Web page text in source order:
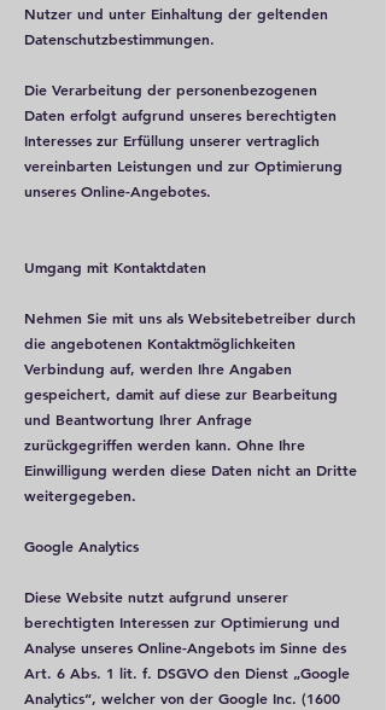
Nutzer und unter Einhaltung der geltenden
Datenschutzbestimmungen.
Die Verarbeitung der personenbezogenen
Daten erfolgt aufgrund unseres berechtigten
Interesses zur Erfüllung unserer vertraglich
vereinbarten Leistungen und zur Optimierung
unseres Online-Angebotes.
Umgang mit Kontaktdaten
Nehmen Sie mit uns als Websitebetreiber durch
die angebotenen Kontaktmöglichkeiten
Verbindung auf, werden Ihre Angaben
gespeichert, damit auf diese zur Bearbeitung
und Beantwortung Ihrer Anfrage
zurückgegriffen werden kann. Ohne Ihre
Einwilligung werden diese Daten nicht an Dritte
weitergegeben.
Google Analytics
Diese Website nutzt aufgrund unserer
berechtigten Interessen zur Optimierung und
Analyse unseres Online-Angebots im Sinne des
Art. 6 Abs. 1 lit. f. DSGVO den Dienst „Google
Analytics“, welcher von der Google Inc. (1600